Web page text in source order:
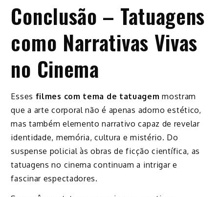
Conclusão – Tatuagens
como Narrativas Vivas
no Cinema
Esses filmes com tema de tatuagem mostram
que a arte corporal não é apenas adorno estético,
mas também elemento narrativo capaz de revelar
identidade, memória, cultura e mistério. Do
suspense policial às obras de ficção científica, as
tatuagens no cinema continuam a intrigar e
fascinar espectadores.